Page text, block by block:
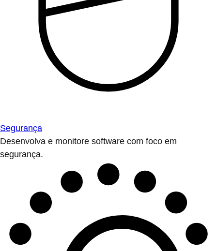
Segurança
Desenvolva e monitore software com foco em
segurança.